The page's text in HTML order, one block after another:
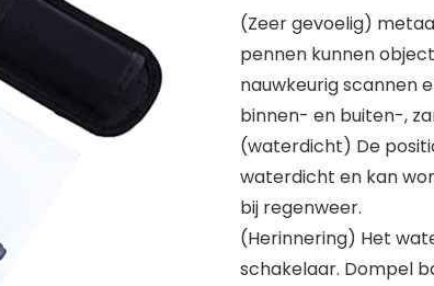
(Zeer gevoelig)
pennen kunnen
nauwkeurig scannen
binnen- en buiten-,
(waterdicht) De
waterdicht en kan
bij regenweer.
(Herinnering) Het
schakelaar. Dompel